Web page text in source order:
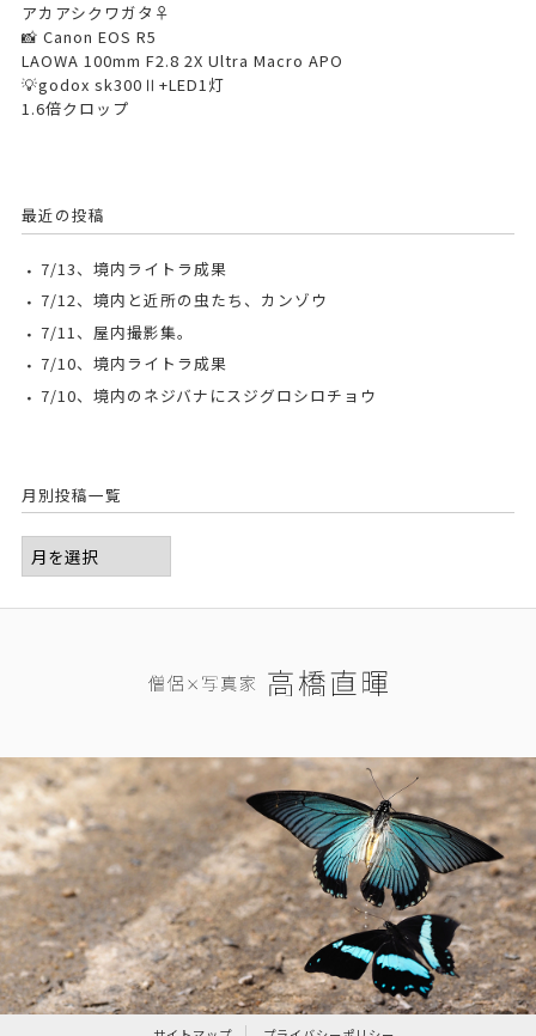
アカアシクワガタ♀
📸 Canon EOS R5
LAOWA 100mm F2.8 2X Ultra Macro APO
💡godox sk300Ⅱ+LED1灯
1.6倍クロップ
最近の投稿
7/13、境内ライトラ成果
7/12、境内と近所の虫たち、カンゾウ
7/11、屋内撮影集。
7/10、境内ライトラ成果
7/10、境内のネジバナにスジグロシロチョウ
月別投稿一覧